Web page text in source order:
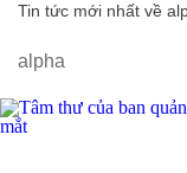
Tin tức mới nhất về
alpha